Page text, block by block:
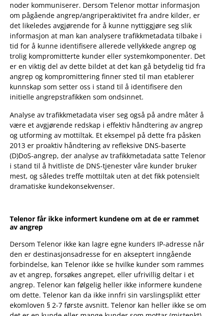
noder kommuniserer. Dersom Telenor mottar informasjon
om pågående angrep/angriperaktivitet fra andre kilder, er
det likeledes avgjørende for å kunne nyttiggjøre seg slik
informasjon at man kan analysere trafikkmetadata tilbake i
tid for å kunne identifisere allerede vellykkede angrep og
trolig kompromitterte kunder eller systemkomponenter. Det
er en viktig del av dette bildet at det kan gå betydelig tid fra
angrep og kompromittering finner sted til man etablerer
kunnskap som setter oss i stand til å identifisere den
initielle angrepstrafikken som ondsinnet.
Analyse av trafikkmetadata viser seg også på andre måter å
være et avgjørende redskap i effektiv håndtering av angrep
og utforming av mottiltak. Et eksempel på dette fra påsken
2013 er proaktiv håndtering av refleksive DNS-baserte
(D)DoS-angrep, der analyse av trafikkmetadata satte Telenor
i stand til å hvitliste de DNS-tjenester våre kunder bruker
mest, og således treffe mottiltak uten at det fikk potensielt
dramatiske kundekonsekvenser.
Telenor får ikke informert kundene om at de er rammet
av angrep
Dersom Telenor ikke kan lagre egne kunders IP-adresse når
den er destinasjonsadresse for en akseptert inngående
forbindelse, kan Telenor ikke se hvilke kunder som rammes
av et angrep, forsøkes angrepet, eller ufrivillig deltar i et
angrep. Telenor kan følgelig heller ikke informere kundene
om dette. Telenor kan da ikke innfri sin varslingsplikt etter
ekomloven § 2-7 første avsnitt. Telenor kan heller ikke se om